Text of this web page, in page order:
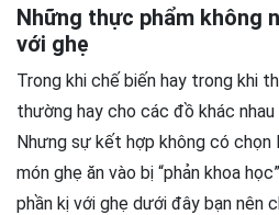
Những thực phẩm không
với ghẹ
Trong khi chế biến hay trong khi
thường hay cho các đồ khác nhau
Nhưng sự kết hợp không có chọn
món ghẹ ăn vào bị “phản khoa
phần kị với ghẹ dưới đây bạn nên